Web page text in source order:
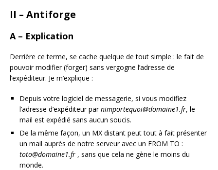
II – Antiforge
A – Explication
Derrière ce terme, se cache quelque de tout simple : le fait de
pouvoir modifier (forger) sans vergogne l’adresse de
l’expéditeur. Je m’explique :
Depuis votre logiciel de messagerie, si vous modifiez
l’adresse d’expéditeur parnimportequoi@domaine1.fr, le
mail est expédié sans aucun soucis.
De la même façon, un MX distant peut tout à fait présenter
un mail auprès de notre serveur avec un FROM TO :
toto@domaine1.fr , sans que cela ne gène le moins du
monde.